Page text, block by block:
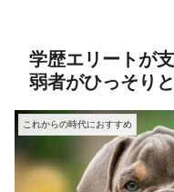
学歴エリートが
弱者がひっそり
これからの時代におすすめ